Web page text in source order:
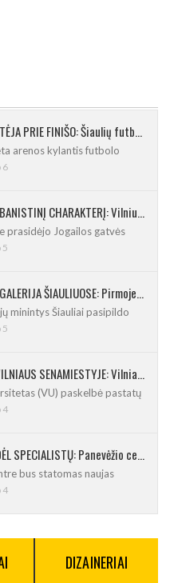
STATYBOS ARTĖJA PRIE FINIŠO: Šiaulių futbolo ir regbio maniežas įgavo kontūrus
arenos kylantis futbolo
6
IŠSAUGOS URBANISTINĮ CHARAKTERĮ: Vilniuje pradėtas Jogailos gatvės remontas
prasidėjo Jogailos gatvės
5
NAUJA LAUKO GALERIJA ŠIAULIUOSE: Pirmoje ekspozicijoje – Eduardo Juchnevičiaus kūryba
minintys Šiauliai pasipildo
5
KONKURSAS VILNIAUS SENAMIESTYJE: Vilniaus universitetui reikia pedagogų rengimo centro
(VU) paskelbė pastatų
4
KONKURUOS DĖL SPECIALISTŲ: Panevėžio centre iškils naujas 21 būsto namas
bus statomas naujas
4
DIZAINERIAI